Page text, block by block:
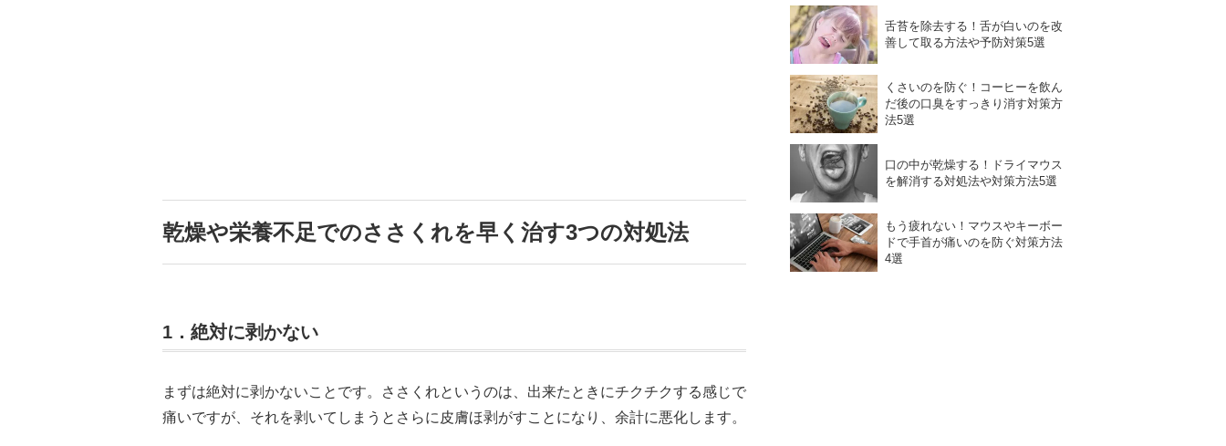
乾燥や栄養不足でのささくれを早く治す3つの対処法
1．絶対に剥かない
まずは絶対に剥かないことです。ささくれというのは、出来たときにチクチクする感じで
痛いですが、それを剥いてしまうとさらに皮膚ほ剥がすことになり、余計に悪化します。
舌苔を除去する！舌が白いのを改
善して取る方法や予防対策5選
くさいのを防ぐ！コーヒーを飲ん
だ後の口臭をすっきり消す対策方
法5選
口の中が乾燥する！ドライマウス
を解消する対処法や対策方法5選
もう疲れない！マウスやキーボー
ドで手首が痛いのを防ぐ対策方法
4選